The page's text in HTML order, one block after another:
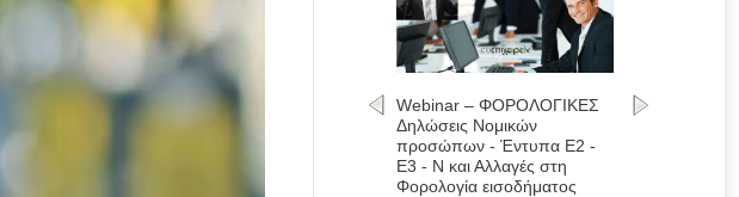
Webinar – ΦΟΡΟΛΟΓΙΚΕΣ
Δηλώσεις Νομικών
προσώπων - Έντυπα Ε2 -
Ε3 - Ν και Αλλαγές στη
Φορολογία εισοδήματος